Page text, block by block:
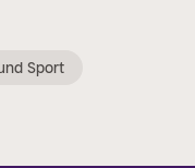
Sport